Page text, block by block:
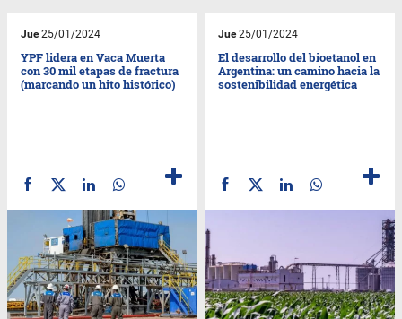
Jue25/01/2024
YPF lidera en Vaca Muerta
con 30 mil etapas de fractura
(marcando un hito histórico)
Jue25/01/2024
El desarrollo del bioetanol en
Argentina: un camino hacia la
sostenibilidad energética